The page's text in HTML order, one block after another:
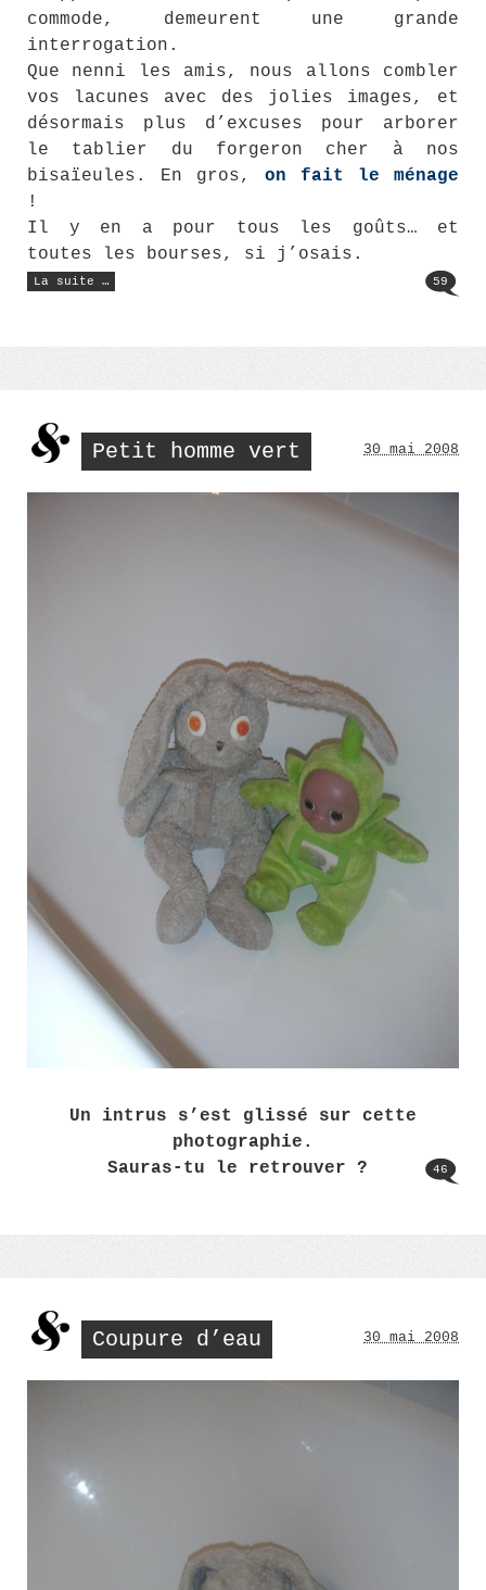
commode, demeurent une grande
interrogation.
Que nenni les amis, nous allons combler
vos lacunes avec des jolies images, et
désormais plus d’excuses pour arborer
le tablier du forgeron cher à nos
bisaïeules. En gros, on fait le ménage
!
Il y en a pour tous les goûts… et
toutes les bourses, si j’osais.
La suite …
« Quelle
forme
59
Petit homme vert 30 mai 2008
Un intrus s’est glissé sur cette
photographie.
Sauras-tu le retrouver ?
46
Coupure d’eau 30 mai 2008